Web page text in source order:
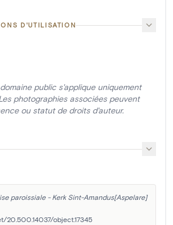
D'UTILISATION
public s'applique uniquement
photographies associées peuvent
ou statut de droits d'auteur.
paroissiale - Kerk Sint-Amandus[Aspelare]
20.500.14037/object.17345